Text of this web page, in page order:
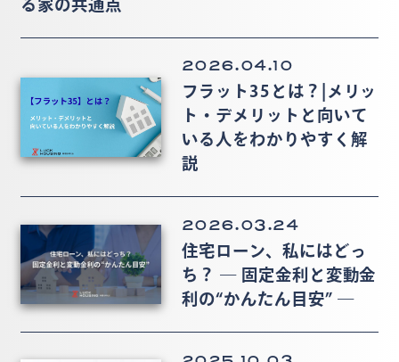
る家の共通点
2026.04.10
フラット35とは？|メリッ
ト・デメリットと向いて
いる人をわかりやすく解
説
2026.03.24
住宅ローン、私にはどっ
ち？ ― 固定金利と変動金
利の“かんたん目安” ―